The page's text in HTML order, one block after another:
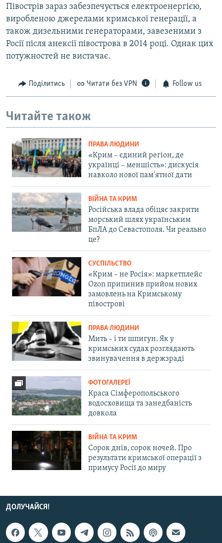
Півострів зараз забезпечується електроенергією,
виробленою джерелами кримської генерації, а
також дизельними генераторами, завезеними з
Росії після анексії півострова в 2014 році. Однак цих
потужностей не вистачає.
Поділитись Читати без VPN Follow us
Читайте також
ПРАВА ЛЮДИНИ
«Крим – єдиний регіон, де
українці – меншість»: дискусія
навколо нової пам'ятної дати
ВІЙНА ТА КРИМ
Російська влада обіцяє закрити
морський шлях українським
БпЛА до Севастополя. Чи реально
це?
СУСПІЛЬСТВО
«Крим – не Росія»: маркетплейс
Ozon припинив прийом нових
замовлень на Кримському
півострові
ПРАВА ЛЮДИНИ
Мить – і ти шпигун. Як у
кримських судах розглядають
звинувачення в держзраді
ФОТОГАЛЕРЕЇ
Краса Сімферопольського
водосховища та занедбаність
довкола
ВІЙНА ТА КРИМ
Сорок днів, сорок ночей. Про
результати кримської операції з
примусу Росії до миру
ДОЛУЧАЙСЯ!